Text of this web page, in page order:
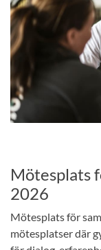
Mötesplats
2026
Mötesplats för
mötesplatser där